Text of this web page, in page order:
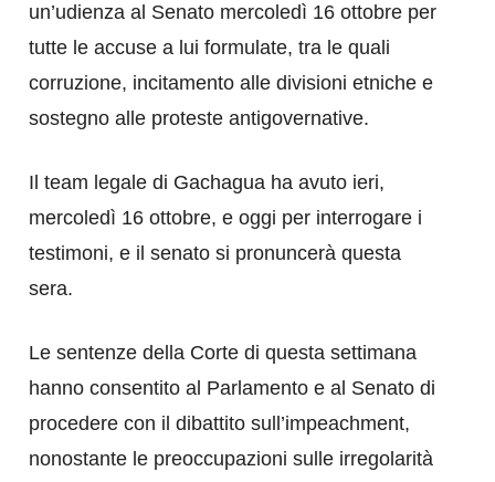
un’udienza al Senato mercoledì 16 ottobre per
tutte le accuse a lui formulate, tra le quali
corruzione, incitamento alle divisioni etniche e
sostegno alle proteste antigovernative.
Il team legale di Gachagua ha avuto ieri,
mercoledì 16 ottobre, e oggi per interrogare i
testimoni, e il senato si pronuncerà questa
sera.
Le sentenze della Corte di questa settimana
hanno consentito al Parlamento e al Senato di
procedere con il dibattito sull’impeachment,
nonostante le preoccupazioni sulle irregolarità